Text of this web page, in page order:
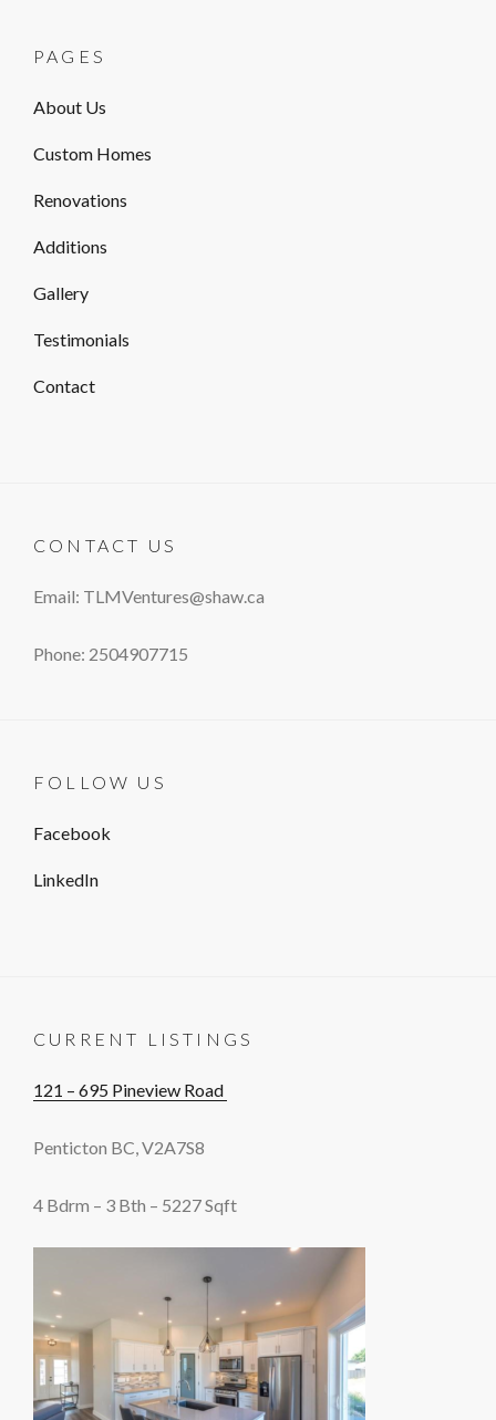
PAGES
About Us
Custom Homes
Renovations
Additions
Gallery
Testimonials
Contact
CONTACT US
Email: TLMVentures@shaw.ca
Phone: 2504907715
FOLLOW US
Facebook
LinkedIn
CURRENT LISTINGS
121 – 695 Pineview Road
Penticton BC, V2A7S8
4 Bdrm – 3 Bth – 5227 Sqft